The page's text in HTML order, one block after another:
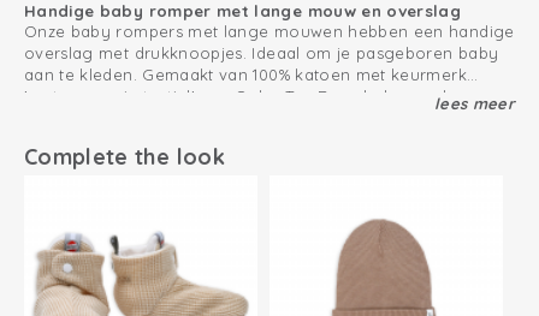
Handige baby romper met lange mouw en overslag
Onze baby rompers met lange mouwen hebben een handige
overslag met drukknoopjes. Ideaal om je pasgeboren baby
aan te kleden. Gemaakt van 100% katoen met keurmerk
'vertrouwen in textiel' van Oeko-Tex. Deze baby omslag
Combineer de baby romper met de Ciumbelle babyslofjes en
Zo houd jij je katoen producten zo lang mogelijk mooi
Oeko-Tex gecertificeerd: vrij van schadelijke stoffen
Gebreid katoen; ademend en zacht
lees meer
Complete the look